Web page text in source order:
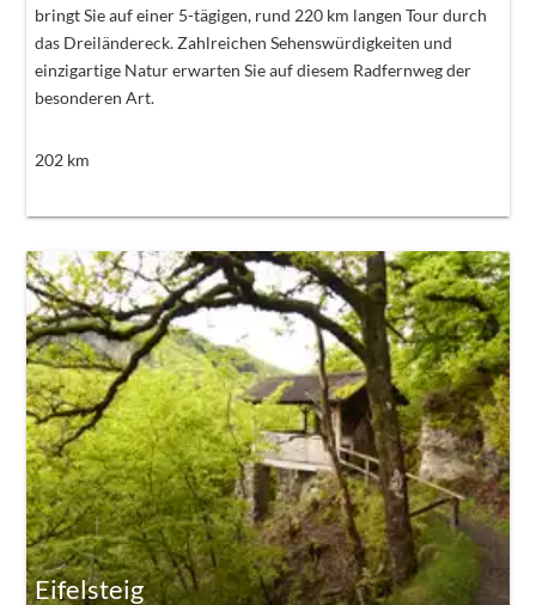
bringt Sie auf einer 5-tägigen, rund 220 km langen Tour durch
das Dreiländereck. Zahlreichen Sehenswürdigkeiten und
einzigartige Natur erwarten Sie auf diesem Radfernweg der
besonderen Art.
202km
Eifelsteig